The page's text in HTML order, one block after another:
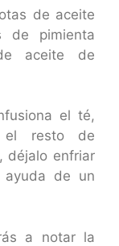
de aceite
de pimienta
aceite de
el té,
el resto de
déjalo enfriar
de un
a notar la